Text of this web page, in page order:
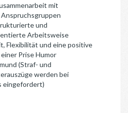
mit
und
Arbeitsweise
Flexibilität und eine positive
Prise Humor
(Straf- und
werden bei
eingefordert)